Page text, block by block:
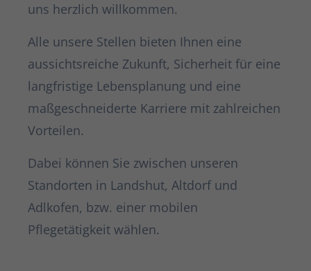
uns herzlich willkommen.
Alle unsere Stellen bieten Ihnen eine
aussichtsreiche Zukunft, Sicherheit für eine
langfristige Lebensplanung und eine
maßgeschneiderte Karriere mit zahlreichen
Vorteilen.
Dabei können Sie zwischen unseren
Standorten in Landshut, Altdorf und
Adlkofen, bzw. einer mobilen
Pflegetätigkeit wählen.